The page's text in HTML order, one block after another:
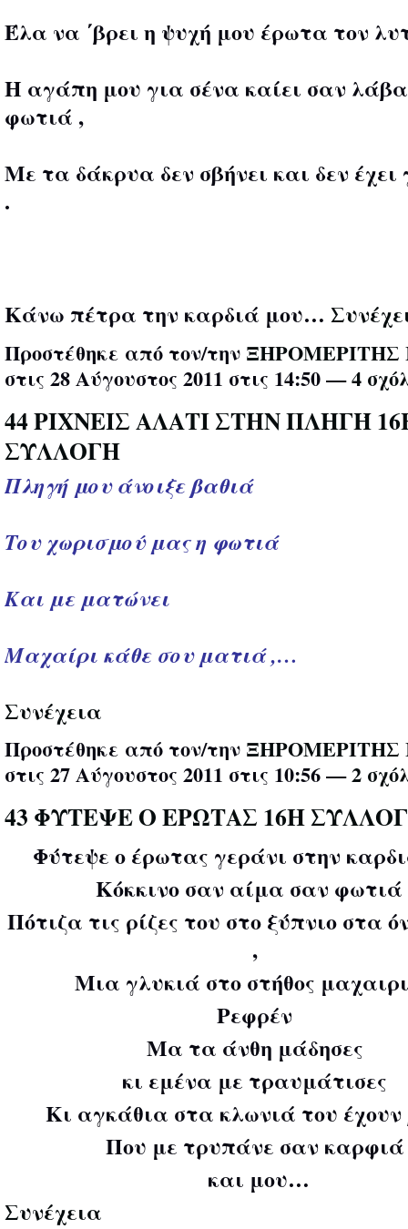
Έλα να ΄βρει η ψυχή μου έρωτα τον
Η αγάπη μου για σένα καίει σαν
φωτιά ,
Με τα δάκρυα δεν σβήνει και δεν έχει
.
Κάνω πέτρα την καρδιά μου…
Προστέθηκε από τον/την ΞΗΡΟΜΕΡΙΤΗΣ
στις 28 Αύγουστος 2011 στις 14:50 —4
44 ΡΙΧΝΕΙΣ ΑΛΑΤΙ ΣΤΗΝ ΠΛΗΓΉ
ΣΥΛΛΟΓΗ
Πληγή μου άνοιξε βαθιά
Του χωρισμού μας η φωτιά
Και με ματώνει
Μαχαίρι κάθε σου ματιά ,…
Συνέχεια
Προστέθηκε από τον/την ΞΗΡΟΜΕΡΙΤΗΣ
στις 27 Αύγουστος 2011 στις 10:56 —2
43 ΦΥΤΕΨΕ Ο ΕΡΩΤΑΣ 16Η
Φύτεψε ο έρωτας γεράνι στην
Κόκκινο σαν αίμα σαν φωτιά
Πότιζα τις ρίζες του στο ξύπνιο στα
,
Μια γλυκιά στο στήθος
Ρεφρέν
Μα τα άνθη μάδησες
κι εμένα με τραυμάτισες
Κι αγκάθια στα κλωνιά του έχουν
Που με τρυπάνε σαν καρφιά
και μου…
Συνέχεια